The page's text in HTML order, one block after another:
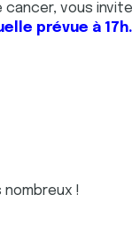
vous
prévue à 17h.
!